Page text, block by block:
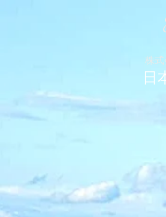
株
日